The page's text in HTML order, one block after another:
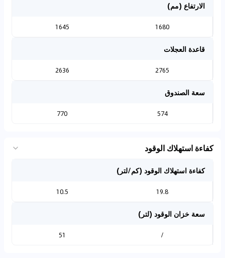
الارتفاع (مم)
1680
1645
قاعدة العجلات
2765
2636
سعة الصندوق
574
770
كفاءة استهلاك الوقود
كفاءة استهلاك الوقود (كم/لتر)
19.8
10.5
سعة خزان الوقود (لتر)
/
51